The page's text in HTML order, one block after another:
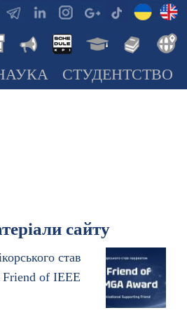
СТУДЕНТСТВО
сайту
став
Friend of IEEE